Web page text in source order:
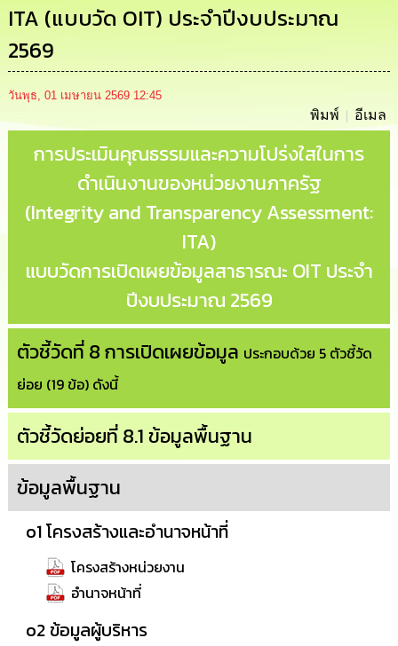
ดำเนิน
งาน
การ
ให้
บริการ
แผนการ
งบ
ประมาณ
และ
พัฒนา
ทรัพยากร
บุคคล
การ
จัด
จัด
จ้าง
การ
การ
คลัง
แผนการ
ป้องกัน
ITA (แบบวัด OIT) ประจำปีงบประมาณ
2569
วันพุธ, 01 เมษายน 2569 12:45
พิมพ์ อีเมล
การประเมินคุณธรรมและความโปร่งใสในการ
ดำเนินงานของหน่วยงานภาครัฐ
(Integrity and Transparency Assessment:
ITA)
แบบวัดการเปิดเผยข้อมูลสาธารณะ OIT ประจำ
ปีงบประมาณ 2569
ตัวชี้วัดที่ 8 การเปิดเผยข้อมูล ประกอบด้วย 5 ตัวชี้วัด
ย่อย (19 ข้อ) ดังนี้
ตัวชี้วัดย่อยที่ 8.1 ข้อมูลพื้นฐาน
ข้อมูลพื้นฐาน
o1 โครงสร้างและอำนาจหน้าที่
โครงสร้างหน่วยงาน
อำนาจหน้าที่
o2 ข้อมูลผู้บริหาร